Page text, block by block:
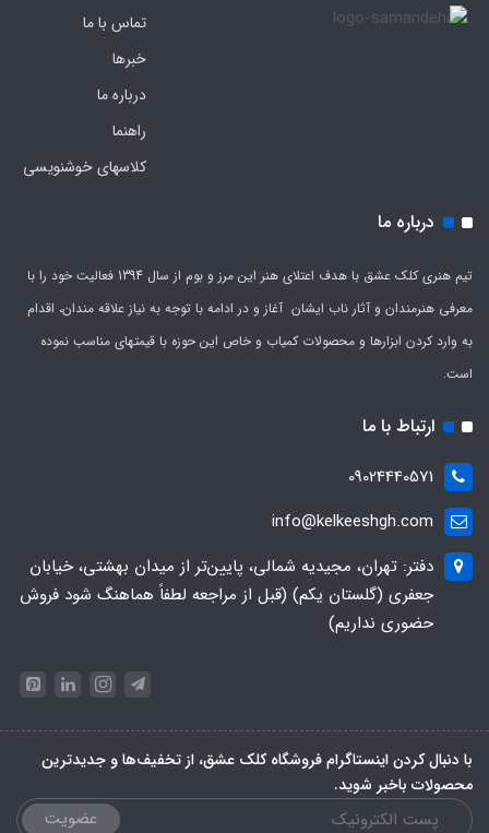
تماس با ما
خبرها
درباره ما
راهنما
کلاسهای خوشنویسی
درباره ما
تیم هنری کلک عشق با هدف اعتلای هنر این مرز و بوم از سال 1394 فعالیت خود را با
معرفی هنرمندان و آثار ناب ایشان آغاز و در ادامه با توجه به نیاز علاقه مندان، اقدام
به وارد کردن ابزارها و محصولات کمیاب و خاص این حوزه با قیمتهای مناسب نموده
است.
ارتباط با ما
09024440571
info@kelkeeshgh.com
دفتر: تهران، مجیدیه شمالی، پایین‌تر از میدان بهشتی، خیابان
جعفری (گلستان یکم) (قبل از مراجعه لطفاً هماهنگ شود فروش
حضوری نداریم)
با دنبال کردن اینستاگرام فروشگاه کلک عشق، از تخفیف‌ها و جدیدترین‌
محصولات باخبر شوید.
عضویت